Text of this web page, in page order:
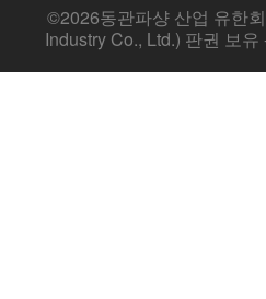
©2026동관파샹 산업 유한
Industry Co., Ltd.) 판권 보유